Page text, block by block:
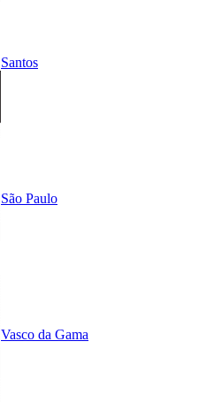
Santos
São Paulo
Vasco da Gama